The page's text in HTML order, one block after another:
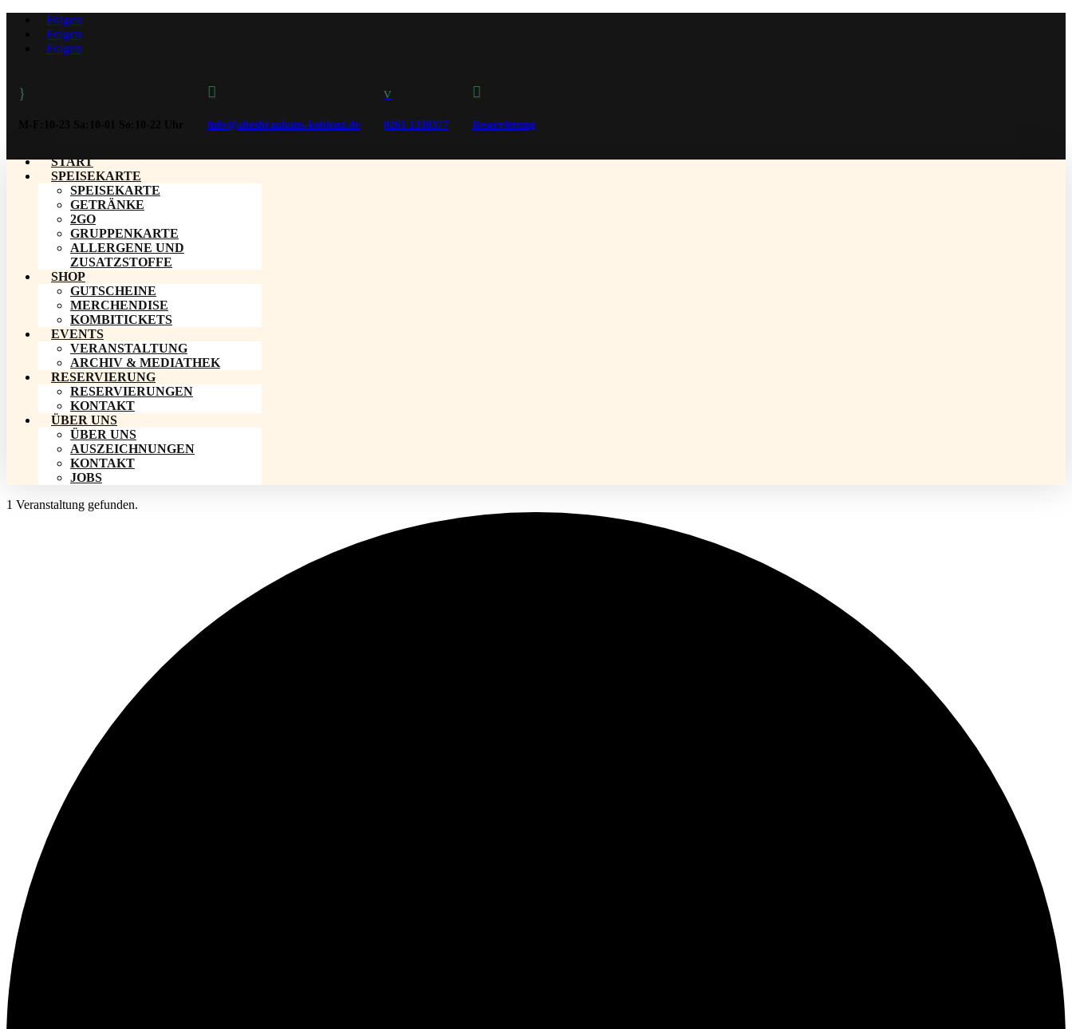
Folgen
Folgen
Folgen
} 
info@altesbrauhaus-koblenz.de
v
0261 1330377

Reservierung
START
SPEISEKARTE
SPEISEKARTE
GETRÄNKE
2GO
GRUPPENKARTE
ALLERGENE UND
ZUSATZSTOFFE
SHOP
GUTSCHEINE
MERCHENDISE
KOMBITICKETS
EVENTS
VERANSTALTUNG
ARCHIV & MEDIATHEK
RESERVIERUNG
RESERVIERUNGEN
KONTAKT
ÜBER UNS
ÜBER UNS
AUSZEICHNUNGEN
KONTAKT
JOBS
1 Veranstaltung gefunden.